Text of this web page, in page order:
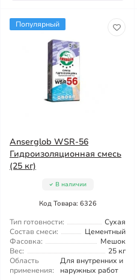
Популярный
Anserglob WSR-56
Гидроизоляционная смесь
(25 кг)
В наличии
Код Товара: 6326
Тип готовности:
Сухая
Состав смеси:
Цементный
Фасовка:
Мешок
Вес:
25 кг
Область
применения:
Для внутренних и
наружных работ